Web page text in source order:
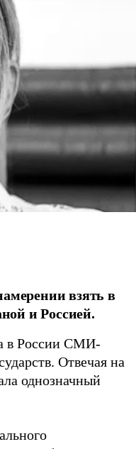
взять в
и Россией.
в России СМИ-
Отвечая на
однозначный